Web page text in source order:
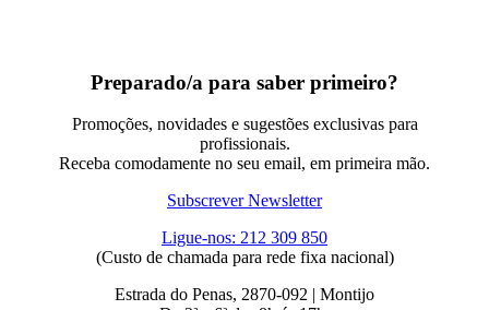
Preparado/a para saber primeiro?
Promoções, novidades e sugestões exclusivas para
profissionais.
Receba comodamente no seu email, em primeira mão.
Subscrever Newsletter
Ligue-nos: 212 309 850
(Custo de chamada para rede fixa nacional)
Estrada do Penas, 2870-092 | Montijo